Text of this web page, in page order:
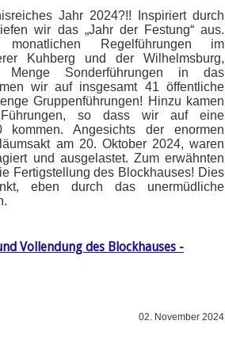
Jahr 2024?!! Inspiriert durch
wir das „Jahr der Festung“ aus.
Regelführungen im
Kuhberg und der Wilhelmsburg,
Sonderführungen in das
wir auf insgesamt 41 öffentliche
Gruppenführungen! Hinzu kamen
Führungen, so dass wir auf eine
Angesichts der enormen
am 20. Oktober 2024, waren
und ausgelastet. Zum erwähnten
Fertigstellung des Blockhauses! Dies
eben durch das unermüdliche
Vollendung des Blockhauses -
02. November 2024